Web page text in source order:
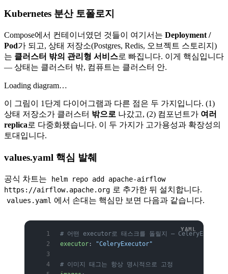
Kubernetes 분산 토폴로지
Compose에서 컨테이너였던 것들이 여기서는 Deployment /
Pod가 되고, 상태 저장소(Postgres, Redis, 오브젝트 스토리지)
는 클러스터 밖의 관리형 서비스로 빠집니다. 이게 핵심입니다
— 상태는 클러스터 밖, 컴퓨트는 클러스터 안.
Loading diagram…
이 그림이 1단계 다이어그램과 다른 점은 두 가지입니다. (1)
상태 저장소가 클러스터 밖으로 나갔고, (2) 컴포넌트가 여러
replica로 다중화됐습니다. 이 두 가지가 고가용성과 확장성의
토대입니다.
values.yaml 핵심 발췌
공식 차트는
helm repo add apache-airflow
https://airflow.apache.org 로 추가한 뒤 설치합니다.
values.yaml 에서 손대는 핵심만 보면 다음과 같습니다.
# 어떤 executor로 태스크를 돌릴지 —
executor : "CeleryExecutor"
# 이미지 태그는 항상 명시적으로 고정